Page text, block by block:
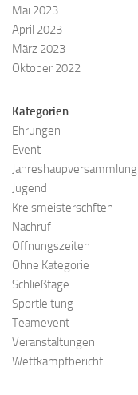
Mai 2023
April 2023
März 2023
Oktober 2022
Kategorien
Ehrungen
Event
Jahreshaupversammlung
Jugend
Kreismeisterschften
Nachruf
Öffnungszeiten
Ohne Kategorie
Schließtage
Sportleitung
Teamevent
Veranstaltungen
Wettkampfbericht